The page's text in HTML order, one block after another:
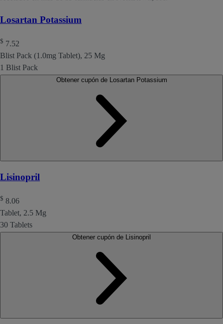
Losartan Potassium
$ 7.52
Blist Pack (1.0mg Tablet), 25 Mg
1 Blist Pack
Lisinopril
$ 8.06
Tablet, 2.5 Mg
30 Tablets